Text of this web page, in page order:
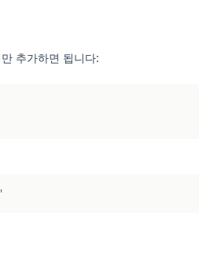
추가하면 됩니다: